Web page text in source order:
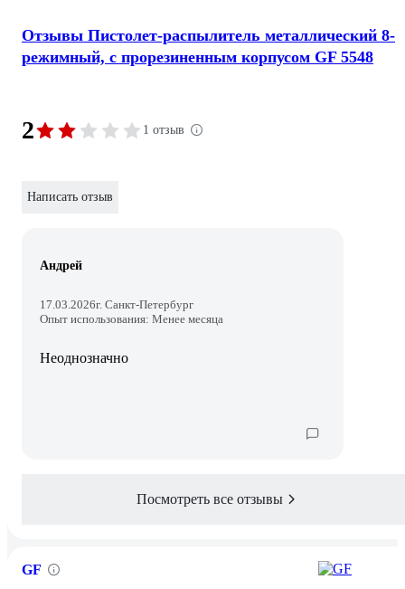
Отзывы Пистолет-распылитель металлический 8-
режимный, с прорезиненным корпусом GF 5548
2 1 отзыв
Написать отзыв
Андрей
17.03.2026г. Санкт-Петербург
Опыт использования: Менее месяца
Неоднозначно
Посмотреть все отзывы
GF